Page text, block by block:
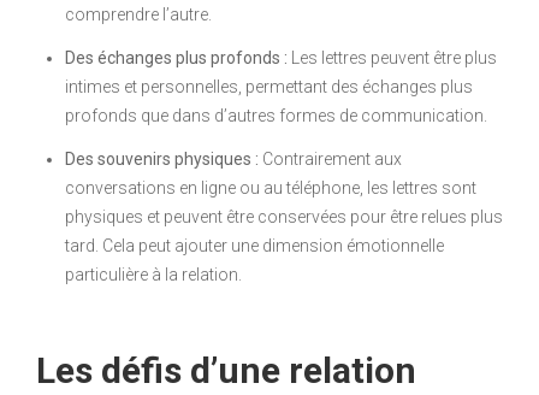
comprendre l’autre.
Des échanges plus profonds : Les lettres peuvent être plus
intimes et personnelles, permettant des échanges plus
profonds que dans d’autres formes de communication.
Des souvenirs physiques : Contrairement aux
conversations en ligne ou au téléphone, les lettres sont
physiques et peuvent être conservées pour être relues plus
tard. Cela peut ajouter une dimension émotionnelle
particulière à la relation.
Les défis d’une relation